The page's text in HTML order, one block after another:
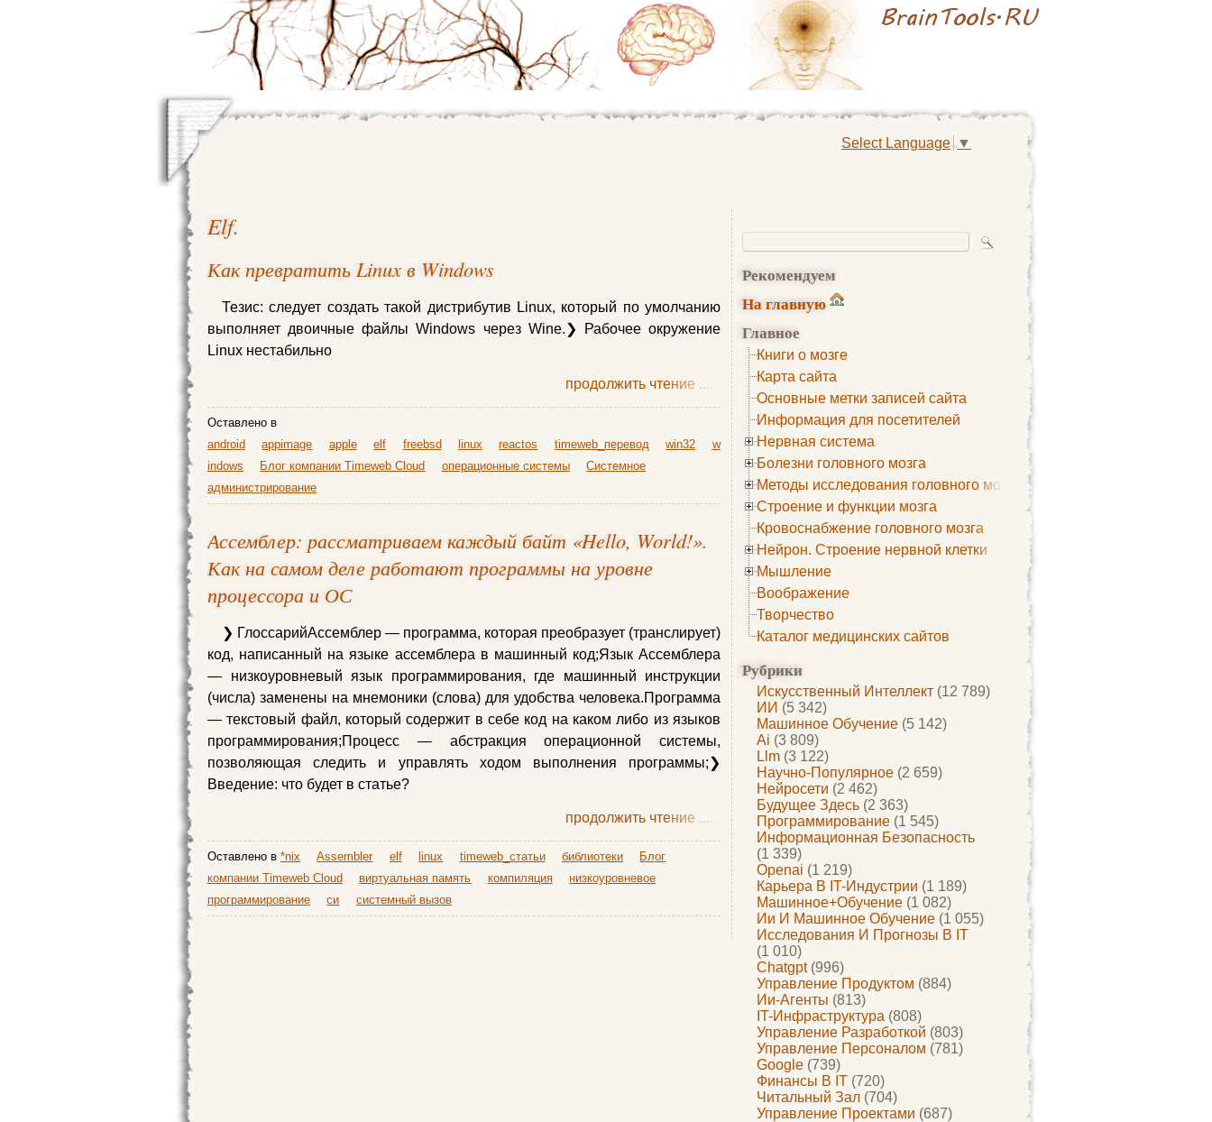
Select Language ▼
Рекомендуем
На главную
Главное
Книги о мозге
Карта сайта
Основные метки записей сайта
Информация для посетителей
Нервная система
Болезни головного мозга
Методы исследования головного мозга
Строение и функции мозга
Кровоснабжение головного мозга
Нейрон. Строение нервной клетки
Мышление
Воображение
Творчество
Каталог медицинских сайтов
Рубрики
Искусственный Интеллект (12 789)
ИИ (5 342)
Машинное Обучение (5 142)
Ai (3 809)
Llm (3 122)
Научно-Популярное (2 659)
Нейросети (2 462)
Будущее Здесь (2 363)
Программирование (1 545)
Информационная Безопасность
(1 339)
Openai (1 219)
Карьера В IT-Индустрии (1 189)
Машинное+обучение (1 082)
Ии И Машинное Обучение (1 055)
Исследования И Прогнозы В IT
(1 010)
Chatgpt(996)
Управление Продуктом (884)
Ии-Агенты (813)
IT-Инфраструктура (808)
Управление Разработкой (803)
Управление Персоналом (781)
Google (739)
Финансы В IT (720)
Читальный Зал (704)
Управление Проектами (687)
Elf.
Как превратить Linux в Windows
Тезис: следует создать такой дистрибутив Linux, который по умолчанию
выполняет двоичные файлы Windows через Wine.❯ Рабочее окружение
Linux нестабильно
продолжить чтение ......
Оставлено в
android
appimage apple elf freebsd linux reactos timeweb_перевод win32
w
indows
Блог компании Timeweb Cloud операционные системы
Системное
администрирование
Ассемблер: рассматриваем каждый байт «Hello, World!».
Как на самом деле работают программы на уровне
процессора и ОС
❯ ГлоссарийАссемблер — программа, которая преобразует (транслирует)
код, написанный на языке ассемблера в машинный код;Язык Ассемблера
— низкоуровневый язык программирования, где машинный инструкции
(числа) заменены на мнемоники (слова) для удобства человека.Программа
— текстовый файл, который содержит в себе код на каком либо из языков
программирования;Процесс — абстракция операционной системы,
позволяющая следить и управлять ходом выполнения программы;❯
Введение: что будет в статье?
продолжить чтение ......
Оставлено в *nix Assembler elf linux timeweb_статьи библиотеки
Блог
компании Timeweb Cloud
виртуальная память компиляция
низкоуровневое
программирование
си системный вызов